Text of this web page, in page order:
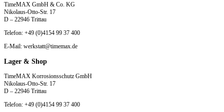
TimeMAX GmbH & Co. KG
Nikolaus-Otto-Str. 17
D – 22946 Trittau
Telefon: +49 (0)4154 99 37 400
E-Mail: werkstatt@timemax.de
Lager & Shop
TimeMAX Korrosionsschutz GmbH
Nikolaus-Otto-Str. 17
D – 22946 Trittau
Telefon: +49 (0)4154 99 37 400